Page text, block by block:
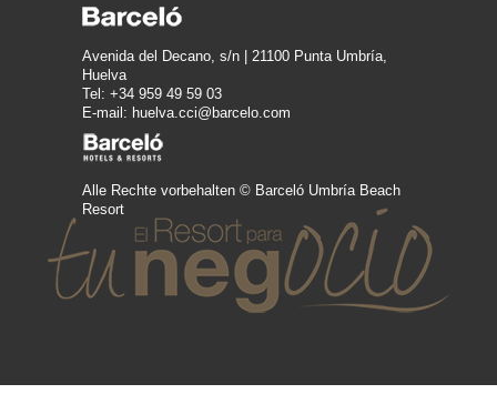
Avenida del Decano, s/n | 21100 Punta Umbría,
Huelva
Tel: +34 959 49 59 03
E-mail: huelva.cci@barcelo.com
Alle Rechte vorbehalten © Barceló Umbría Beach
Resort